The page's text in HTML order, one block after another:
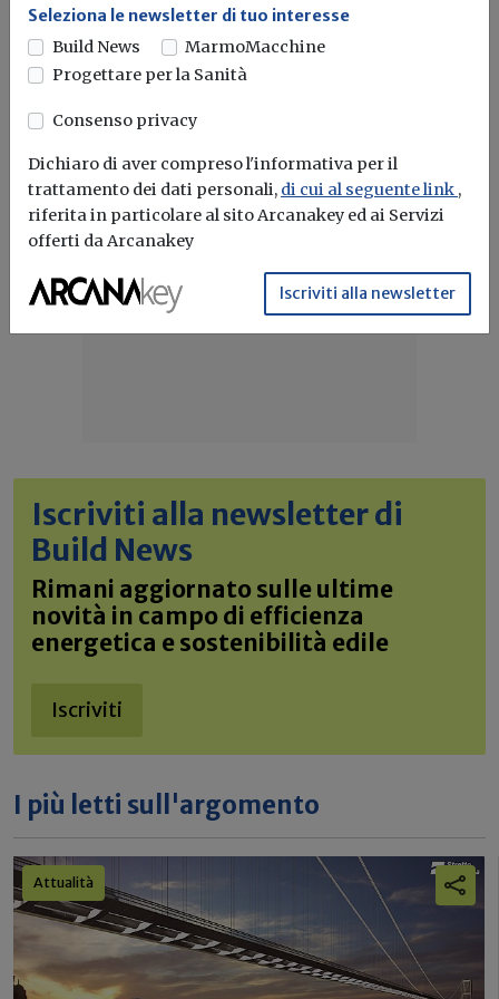
rinnovabili...
Fer X Impianti alimentati a fonti rinnovabil
Iscriviti alla newsletter di
Build News
Rimani aggiornato sulle ultime
novità in campo di efficienza
energetica e sostenibilità edile
Iscriviti
I più letti sull'argomento
Attualità
Seleziona le newsletter di tuo interesse
Build News
MarmoMacchine
Progettare per la Sanità
Consenso privacy
Dichiaro di aver compreso l'informativa per il
trattamento dei dati personali, di cui al seguente link ,
riferita in particolare al sito Arcanakey ed ai Servizi
offerti da Arcanakey
Iscriviti alla newsletter